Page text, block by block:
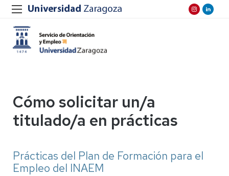
Cómo solicitar un/a
titulado/a en prácticas
Prácticas del Plan de Formación para el
Empleo del INAEM